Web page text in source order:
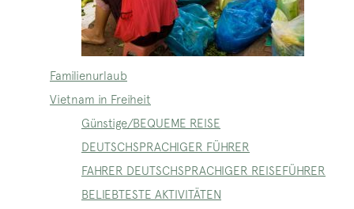
Familienurlaub
Vietnam in Freiheit
Günstige/BEQUEME REISE
DEUTSCHSPRACHIGER FÜHRER
FAHRER DEUTSCHSPRACHIGER REISEFÜHRER
BELIEBTESTE AKTIVITÄTEN